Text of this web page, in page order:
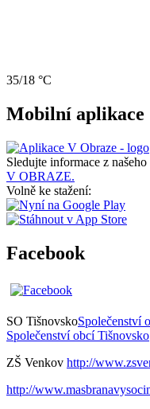
35/18 °C
Mobilní aplikace
Sledujte informace z
V OBRAZE.
Volně ke stažení:
Facebook
SO TišnovskoSpolečenství
Společenství obcí Tišnovsko
ZŠ Venkov http://
http://